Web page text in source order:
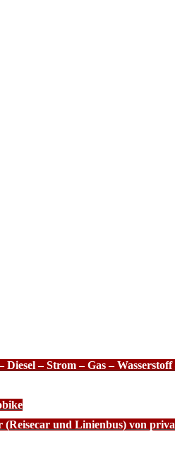
– Strom – Gas –
und Linienbus) von